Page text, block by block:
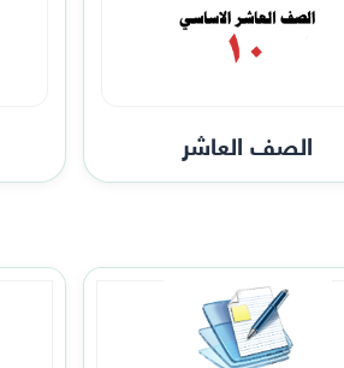
الصف العاشر